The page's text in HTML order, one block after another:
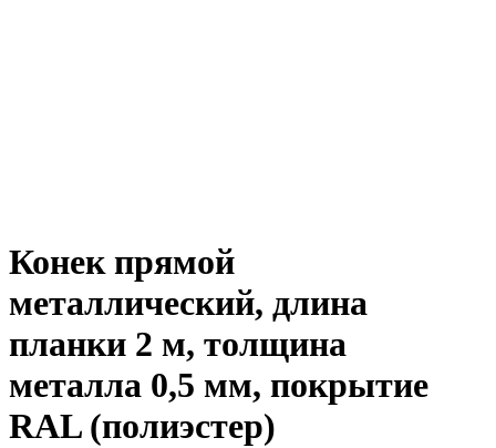
Конек прямой
металлический, длина
планки 2 м, толщина
металла 0,5 мм, покрытие
RAL (полиэстер)